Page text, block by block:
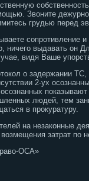
Звоните
грудью перед
сопротивление
ничего выдавать он
видя Ваше
о задержании
2-ух
людей, тем
в прокуратуру.
на незаконные
затрат по
ОСА»